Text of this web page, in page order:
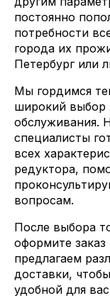
постоянно
потребности
города их
Петербург или
Мы гордимся
широкий выбор
обслуживания.
специалисты
всех
редуктора,
вопросам.
После выбора
оформите
предлагаем
доставки,
удобной для